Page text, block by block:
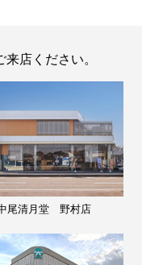
店ください。
尾清月堂 野村店